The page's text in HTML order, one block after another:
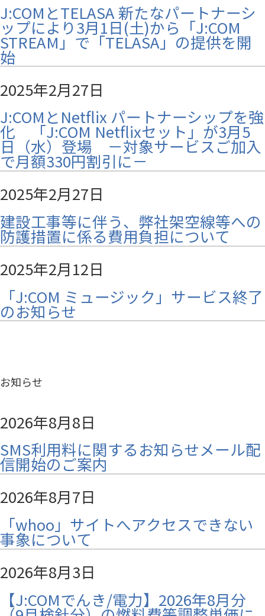
J:COMとTELASA 新たなパートナーシ
ップにより3月1日(土)から「J:COM
STREAM」で「TELASA」の提供を開
始
2025年2月27日
J:COMとNetflix パートナーシップを強
化 「J:COM Netflixセット」が3月5
日（水）登場 －対象サービスご加入
で月額330円割引に－
2025年2月27日
建設工事等に伴う、弊社架空線等への
防護措置に係る費用負担について
2025年2月12日
「J:COM ミュージック」サービス終了
のお知らせ
お知らせ
2026年8月8日
SMS利用料に関するお知らせメール配
信開始のご案内
2026年8月7日
「whoo」サイトへアクセスできない
事象について
2026年8月3日
【J:COMでんき/電力】2026年8月分